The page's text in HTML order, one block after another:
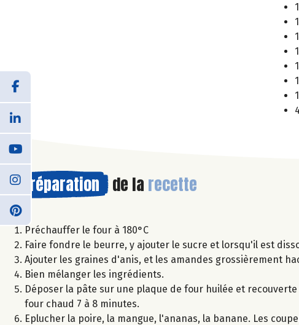
Préparation de la recette
Préchauffer le four à 180°C
Faire fondre le beurre, y ajouter le sucre et lorsqu'il est
Ajouter les graines d'anis, et les amandes grossièrement
Bien mélanger les ingrédients.
Déposer la pâte sur une plaque de four huilée et
four chaud 7 à 8 minutes.
Eplucher la poire, la mangue, l'ananas, la banane. Les